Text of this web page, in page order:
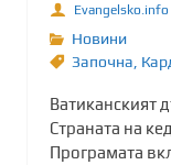
Evangelsko.info
Новини
Започна,
Ватиканският
Страната на
Програмата